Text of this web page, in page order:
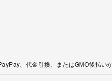
、代金引換、またはGMO後払いが